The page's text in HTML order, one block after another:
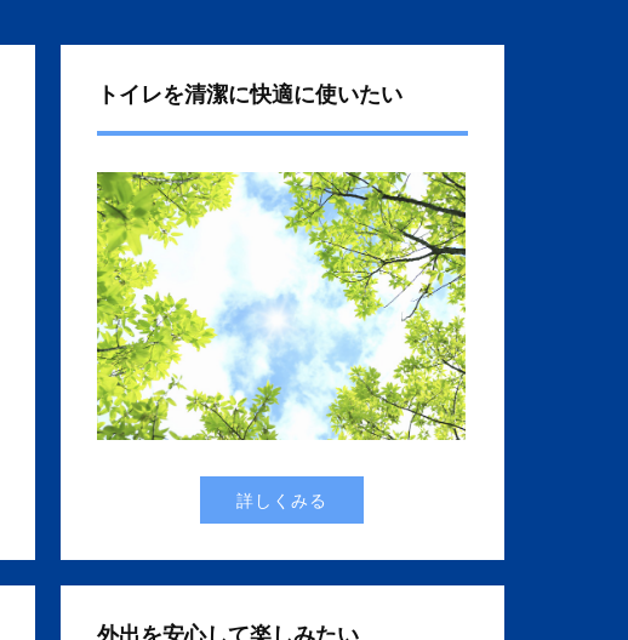
トイレを清潔に快適に使いたい
詳しくみる
外出を安心して楽しみたい